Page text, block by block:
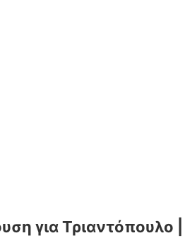
για Τριαντόπουλο |